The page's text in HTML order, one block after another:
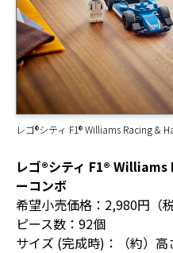
レゴ®シティ F1® Williams Racing &
レゴ®シティ F1®
ーコンボ
希望小売価格：2,980円（税
ピース数：92個
サイズ (完成時)：（約）